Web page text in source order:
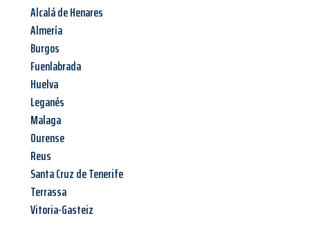
Alcalá de Henares
Almería
Burgos
Fuenlabrada
Huelva
Leganés
Malaga
Ourense
Reus
Santa Cruz de Tenerife
Terrassa
Vitoria-Gasteiz